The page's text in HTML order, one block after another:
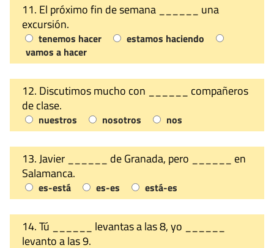
11. El próximo fin de semana ______ una
excursión.
tenemos hacer
estamos haciendo
vamos a hacer
12. Discutimos mucho con ______ compañeros
de clase.
nuestros nosotros nos
13. Javier ______ de Granada, pero ______ en
Salamanca.
es-está es-es está-es
14. Tú ______ levantas a las 8, yo ______
levanto a las 9.